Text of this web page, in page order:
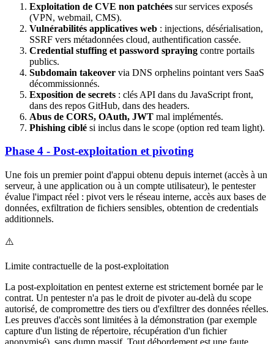
Exploitation de CVE non patchées sur services exposés
(VPN, webmail, CMS).
Vulnérabilités applicatives web : injections, désérialisation,
SSRF vers métadonnées cloud, authentification cassée.
Credential stuffing et password spraying contre portails
publics.
Subdomain takeover via DNS orphelins pointant vers SaaS
décommissionnés.
Exposition de secrets : clés API dans du JavaScript front,
dans des repos GitHub, dans des headers.
Abus de CORS, OAuth, JWT mal implémentés.
Phishing ciblé si inclus dans le scope (option red team light).
Phase 4 - Post-exploitation et pivoting
Une fois un premier point d'appui obtenu depuis internet (accès à un
serveur, à une application ou à un compte utilisateur), le pentester
évalue l'impact réel : pivot vers le réseau interne, accès aux bases de
données, exfiltration de fichiers sensibles, obtention de credentials
additionnels.
⚠️
Limite contractuelle de la post-exploitation
La post-exploitation en pentest externe est strictement bornée par le
contrat. Un pentester n'a pas le droit de pivoter au-delà du scope
autorisé, de compromettre des tiers ou d'exfiltrer des données réelles.
Les preuves d'accès sont limitées à la démonstration (par exemple
capture d'un listing de répertoire, récupération d'un fichier
anonymisé), sans dump massif. Tout débordement est une faute